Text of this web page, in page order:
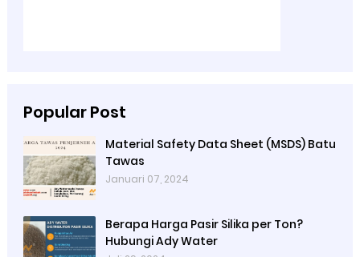
Popular Post
Material Safety Data Sheet (MSDS) Batu
Tawas
Januari 07, 2024
Berapa Harga Pasir Silika per Ton?
Hubungi Ady Water